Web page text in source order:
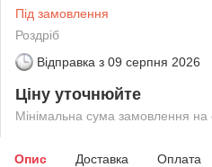
Під замовлення
Роздріб
Відправка з 09 серпня 2026
Ціну уточнюйте
Мінімальна сума замовлення
Опис Доставка Оплата